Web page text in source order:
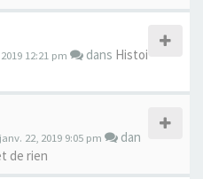
12:21 pm dans Histoi
22, 2019 9:05 pm
dan
de rien